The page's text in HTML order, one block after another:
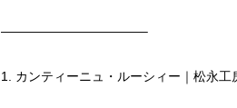
———————————–
1. カンティーニュ・ルーシィー｜松永工